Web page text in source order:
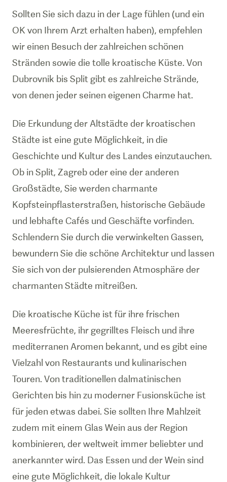
Sollten Sie sich dazu in der Lage fühlen (und ein
OK von Ihrem Arzt erhalten haben), empfehlen
wir einen Besuch der zahlreichen schönen
Stränden sowie die tolle kroatische Küste. Von
Dubrovnik bis Split gibt es zahlreiche Strände,
von denen jeder seinen eigenen Charme hat.
Die Erkundung der Altstädte der kroatischen
Städte ist eine gute Möglichkeit, in die
Geschichte und Kultur des Landes einzutauchen.
Ob in Split, Zagreb oder eine der anderen
Großstädte, Sie werden charmante
Kopfsteinpflasterstraßen, historische Gebäude
und lebhafte Cafés und Geschäfte vorfinden.
Schlendern Sie durch die verwinkelten Gassen,
bewundern Sie die schöne Architektur und lassen
Sie sich von der pulsierenden Atmosphäre der
charmanten Städte mitreißen.
Die kroatische Küche ist für ihre frischen
Meeresfrüchte, ihr gegrilltes Fleisch und ihre
mediterranen Aromen bekannt, und es gibt eine
Vielzahl von Restaurants und kulinarischen
Touren. Von traditionellen dalmatinischen
Gerichten bis hin zu moderner Fusionsküche ist
für jeden etwas dabei. Sie sollten Ihre Mahlzeit
zudem mit einem Glas Wein aus der Region
kombinieren, der weltweit immer beliebter und
anerkannter wird. Das Essen und der Wein sind
eine gute Möglichkeit, die lokale Kultur